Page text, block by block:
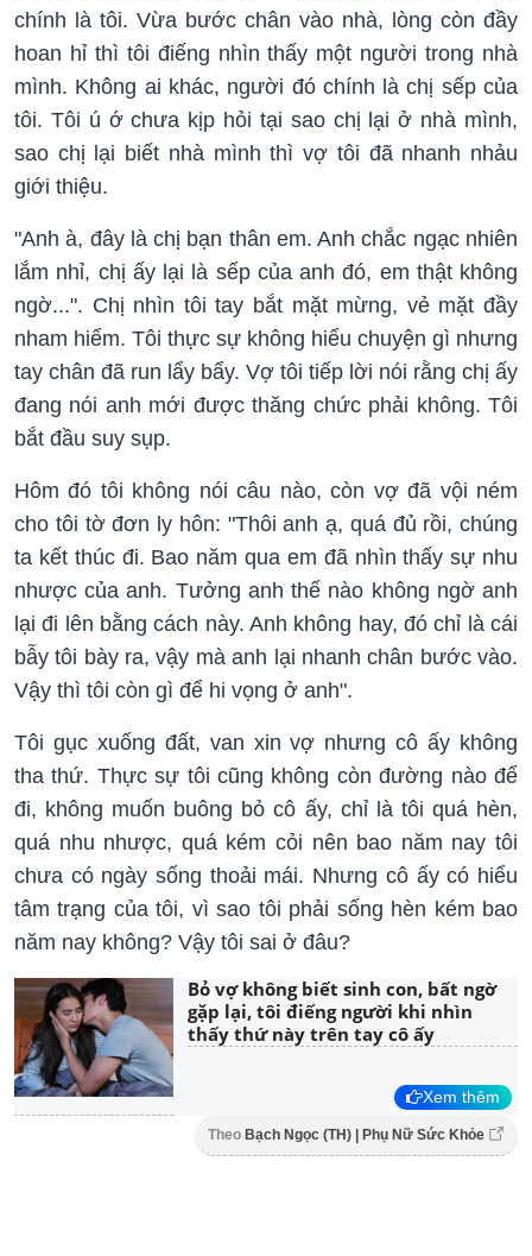
chính là tôi. Vừa bước chân vào nhà, lòng còn đầy
hoan hỉ thì tôi điếng nhìn thấy một người trong nhà
mình. Không ai khác, người đó chính là chị sếp của
tôi. Tôi ú ớ chưa kịp hỏi tại sao chị lại ở nhà mình,
sao chị lại biết nhà mình thì vợ tôi đã nhanh nhảu
giới thiệu.
"Anh à, đây là chị bạn thân em. Anh chắc ngạc nhiên
lắm nhỉ, chị ấy lại là sếp của anh đó, em thật không
ngờ...". Chị nhìn tôi tay bắt mặt mừng, vẻ mặt đầy
nham hiểm. Tôi thực sự không hiểu chuyện gì nhưng
tay chân đã run lẩy bẩy. Vợ tôi tiếp lời nói rằng chị ấy
đang nói anh mới được thăng chức phải không. Tôi
bắt đầu suy sụp.
Hôm đó tôi không nói câu nào, còn vợ đã vội ném
cho tôi tờ đơn ly hôn: "Thôi anh ạ, quá đủ rồi, chúng
ta kết thúc đi. Bao năm qua em đã nhìn thấy sự nhu
nhược của anh. Tưởng anh thế nào không ngờ anh
lại đi lên bằng cách này. Anh không hay, đó chỉ là cái
bẫy tôi bày ra, vậy mà anh lại nhanh chân bước vào.
Vậy thì tôi còn gì để hi vọng ở anh".
Tôi gục xuống đất, van xin vợ nhưng cô ấy không
tha thứ. Thực sự tôi cũng không còn đường nào để
đi, không muốn buông bỏ cô ấy, chỉ là tôi quá hèn,
quá nhu nhược, quá kém cỏi nên bao năm nay tôi
chưa có ngày sống thoải mái. Nhưng cô ấy có hiểu
tâm trạng của tôi, vì sao tôi phải sống hèn kém bao
năm nay không? Vậy tôi sai ở đâu?
Bỏ vợ không biết sinh con, bất ngờ
gặp lại, tôi điếng người khi nhìn
thấy thứ này trên tay cô ấy
Xem thêm
Theo Bạch Ngọc (TH) | Phụ Nữ Sức Khỏe